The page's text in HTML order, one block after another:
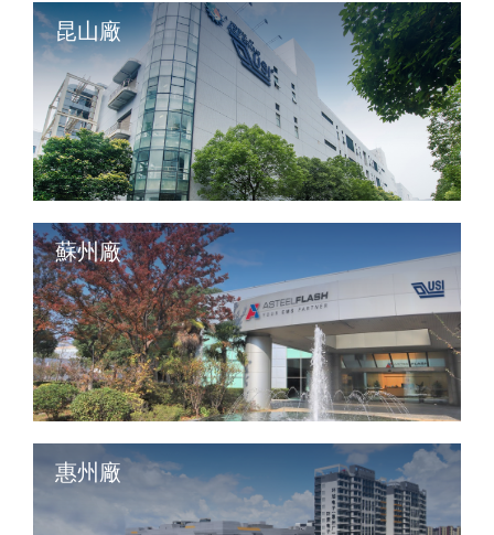
昆山廠
蘇州廠
惠州廠